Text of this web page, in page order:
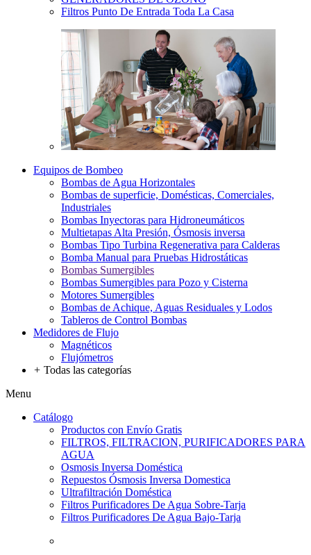
Filtros Punto De Entrada Toda La Casa
Equipos de Bombeo
Bombas de Agua Horizontales
Bombas de superficie, Domésticas, Comerciales,
Industriales
Bombas Inyectoras para Hidroneumáticos
Multietapas Alta Presión, Ósmosis inversa
Bombas Tipo Turbina Regenerativa para Calderas
Bomba Manual para Pruebas Hidrostáticas
Bombas Sumergibles
Bombas Sumergibles para Pozo y Cisterna
Motores Sumergibles
Bombas de Achique, Aguas Residuales y Lodos
Tableros de Control Bombas
Medidores de Flujo
Magnéticos
Flujómetros
+ Todas las categorías
Menu
Catálogo
Productos con Envío Gratis
FILTROS, FILTRACION, PURIFICADORES PARA
AGUA
Osmosis Inversa Doméstica
Repuestos Ósmosis Inversa Domestica
Ultrafiltración Doméstica
Filtros Purificadores De Agua Sobre-Tarja
Filtros Purificadores De Agua Bajo-Tarja